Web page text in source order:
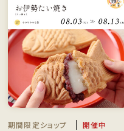
期間限定ショップ 開催中